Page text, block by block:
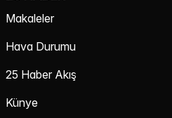
Makaleler
Hava Durumu
25 Haber Akış
Künye